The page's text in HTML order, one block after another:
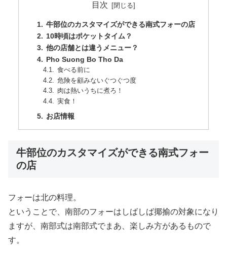
目次
牛部位のカスタマイズができる南式フォーの店
10時頃はポケットタイム？
他の店舗とは違うメニュー？
Pho Suong Bo Tho Da
食べる前に
危険を顧みないぐつぐつ度
肉は熱いうちに煮ろ！
実食！
お店情報
牛部位のカスタマイズができる南式フォー
の店
フォーは北の料理。
ということで、南部のフォーはしばしば揶揄の対象になり
ますが、南部式は南部式でまあ、楽しみ方があるもので
す。